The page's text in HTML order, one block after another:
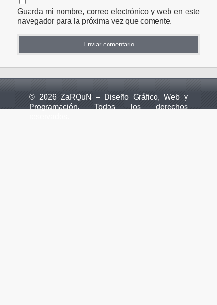
Guarda mi nombre, correo electrónico y web en este
navegador para la próxima vez que comente.
© 2026 ZaRQuN – Diseño Gráfico, Web y
Programación. Todos los derechos